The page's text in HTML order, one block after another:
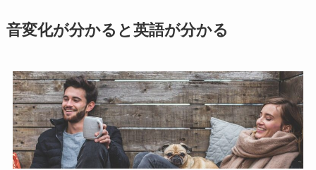
音変化が分かると英語が分かる